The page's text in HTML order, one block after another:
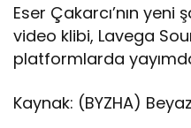
Eser Çakarcı’nın yeni
video klibi, Lavega
platformlarda
Kaynak: (BYZHA)